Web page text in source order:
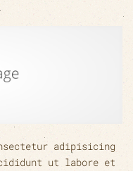
adipisicing
ut labore et